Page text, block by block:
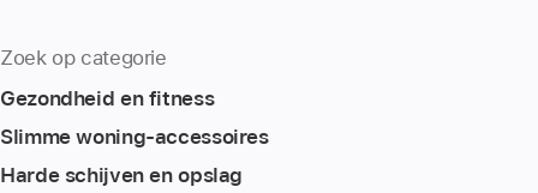
Zoek op categorie
Gezondheid en fitness
Slimme woning-accessoires
Harde schijven en opslag